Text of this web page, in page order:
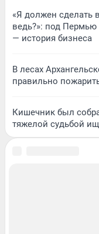
«Я должен сделать
ведь?»: под
— история бизнеса
В лесах
правильно
Кишечник был
тяжелой судьбой